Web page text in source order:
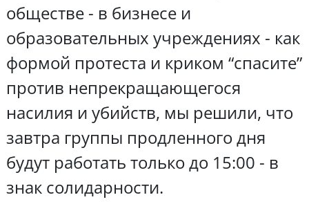
обществе - в бизнесе и
образовательных учреждениях - как
формой протеста и криком “спасите”
против непрекращающегося
насилия и убийств, мы решили, что
завтра группы продленного дня
будут работать только до 15:00 - в
знак солидарности.